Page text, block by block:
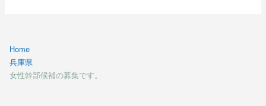
Home
兵庫県
女性幹部候補の募集です。